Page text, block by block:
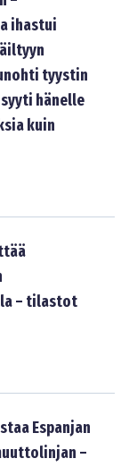
ihastui
tyystin
hänelle
kuin
– tilastot
Espanjan
–